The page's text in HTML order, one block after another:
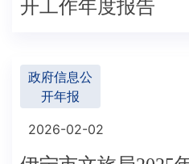
开工作年度报告
政府信息公
开年报
2026-02-02